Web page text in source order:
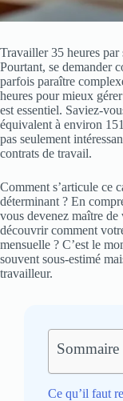
Travailler 35 heures par
Pourtant, se demander
parfois paraître
heures pour mieux
est essentiel. Saviez-
équivalent à environ
pas seulement
contrats de travail.
Comment s’articule ce
déterminant ? En
vous devenez maître
découvrir comment
mensuelle ? C’est le
souvent sous-estimé
travailleur.
Sommaire
Ce qu’il faut